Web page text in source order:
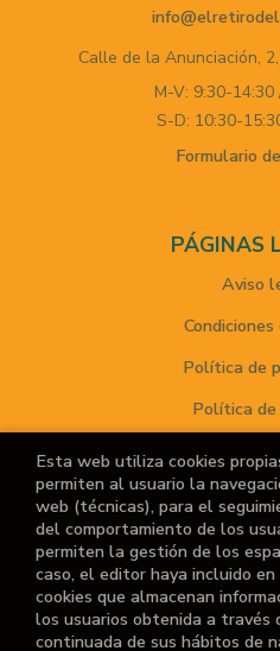
Calle de la Anunciación, 2,
M-V: 9:30-
S-D: 10:30-
Formulario
PÁGINAS
Aviso
Política de
Política de
ATENCIÓN
Quiénes
¿No encuentras el
Esta web utiliza cookies
permiten al usuario la
web (técnicas), para el
del comportamiento de los
permiten la gestión de los
caso, el editor haya incluido
cookies que almacenan
los usuarios obtenida a través
continuada de sus hábitos de